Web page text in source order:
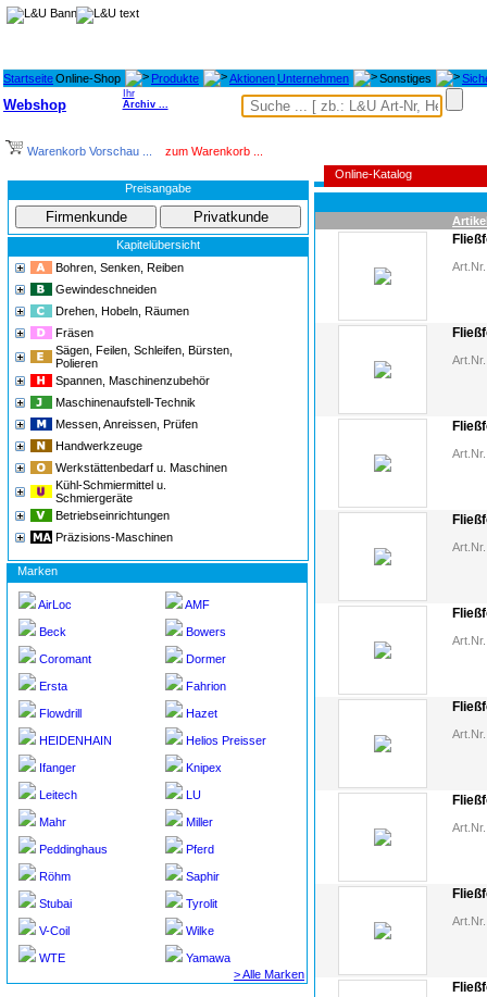
StartseiteOnline-Shop Produkte AktionenUnternehmen Sonstiges
Webshop
Ihr
Archiv ...
Warenkorb Vorschau ... zum Warenkorb ...
Preisangabe
Kapitelübersicht
Bohren, Senken, Reiben
Gewindeschneiden
Drehen, Hobeln, Räumen
Fräsen
Sägen, Feilen, Schleifen, Bürsten,
Polieren
Spannen, Maschinenzubehör
Maschinenaufstell-Technik
Messen, Anreissen, Prüfen
Handwerkzeuge
Werkstättenbedarf u. Maschinen
Kühl-Schmiermittel u.
Schmiergeräte
Betriebseinrichtungen
Präzisions-Maschinen
Marken
AirLoc AMF
Beck Bowers
Coromant Dormer
Ersta Fahrion
Flowdrill Hazet
HEIDENHAIN Helios Preisser
Ifanger Knipex
Leitech LU
Mahr Miller
Peddinghaus Pferd
Röhm Saphir
Stubai Tyrolit
V-Coil Wilke
WTE
Yamawa
> Alle Marken
Online-Katalog